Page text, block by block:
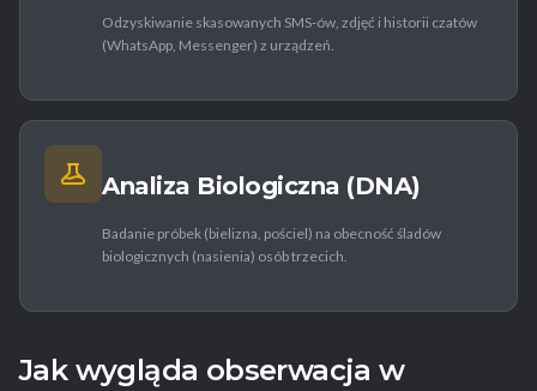
Odzyskiwanie skasowanych SMS-ów, zdjęć i historii czatów
(WhatsApp, Messenger) z urządzeń.
Analiza Biologiczna (DNA)
Badanie próbek (bielizna, pościel) na obecność śladów
biologicznych (nasienia) osób trzecich.
Jak wygląda obserwacja w